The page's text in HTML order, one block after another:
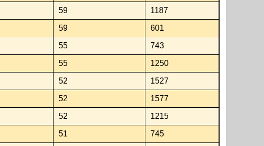
59 1187
59 601
55 743
55 1250
52 1527
52 1577
52 1215
51 745